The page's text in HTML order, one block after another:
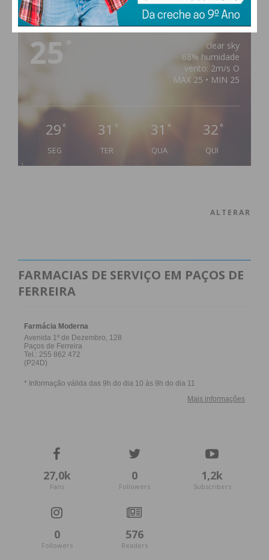
PAÇOS DE FERREIRA
25
clear sky
68% humidade
vento: 2m/s O
MAX 25 • MIN 25
29 °
SEG
31 °
TER
31 °
QUA
32 °
QUI
ALTERAR
FARMACIAS DE SERVIÇO EM PAÇOS DE
FERREIRA
27,0k
Fans
0
Followers
1,2k
Subscribers
0
Followers
576
Readers